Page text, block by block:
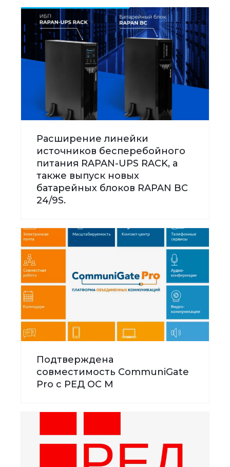
Расширение линейки
источников бесперебойного
питания RAPAN-UPS RACK, а
также выпуск новых
батарейных блоков RAPAN BC
24/9S.
Подтверждена
совместимость CommuniGate
Pro с РЕД ОС М